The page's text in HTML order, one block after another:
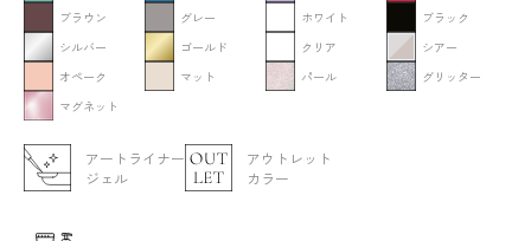
ブラウン
グレー ホワイト
ブラック
シルバー
ゴールド クリア
シアー
オペーク
マット パール
グリッター
マグネット
アートライナー
ジェル
アウトレット
カラー